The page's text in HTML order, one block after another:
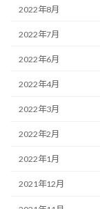
2022年8月
2022年7月
2022年6月
2022年4月
2022年3月
2022年2月
2022年1月
2021年12月